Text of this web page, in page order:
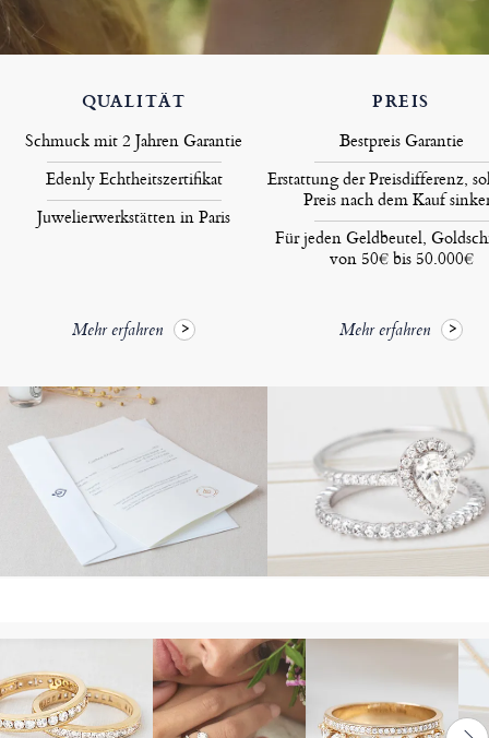
QUALITÄT
Schmuck mit 2 Jahren Garantie
Edenly Echtheitszertifikat
Juwelierwerkstätten in Paris
Mehr erfahren
PREIS
Bestpreis Garantie
Erstattung der Preisdifferenz,
Preis nach dem Kauf
Für jeden Geldbeutel,
von 50€ bis 50.000€
Mehr erfahren